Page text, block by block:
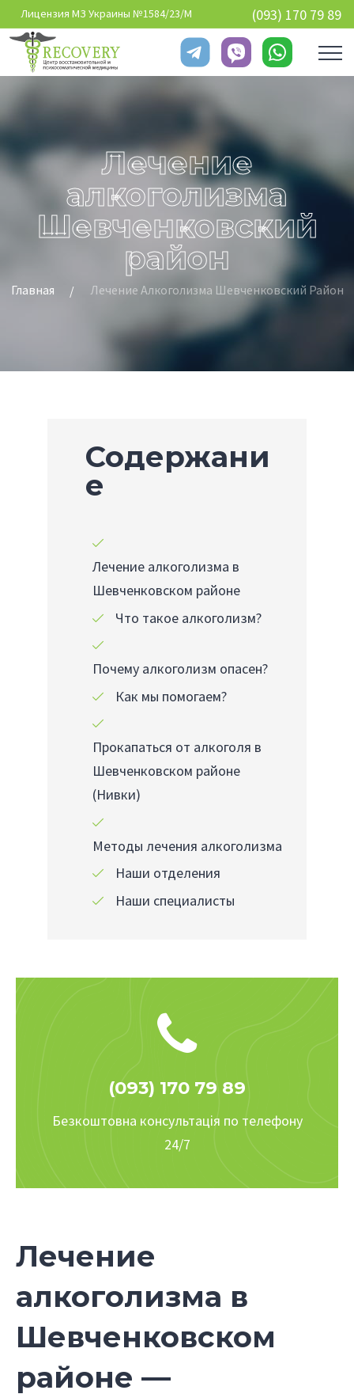
Перейти к основному содержанию
Лицензия МЗ Украины №1584/23/М (093) 170 79 89
Лечение
алкоголизма
Шевченковский
район
Главная Лечение Алкоголизма Шевченковский Район
Содержани
е
Лечение алкоголизма в
Шевченковском районе
Что такое алкоголизм?
Почему алкоголизм опасен?
Как мы помогаем?
Прокапаться от алкоголя в
Шевченковском районе
(Нивки)
Методы лечения алкоголизма
Наши отделения
Наши специалисты
(093) 170 79 89
Безкоштовна консультація по телефону
24/7
Лечение
алкоголизма в
Шевченковском
районе —